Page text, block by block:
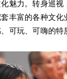
化魅力。转身巡
丰富的各种文化
可玩、可嗨的特